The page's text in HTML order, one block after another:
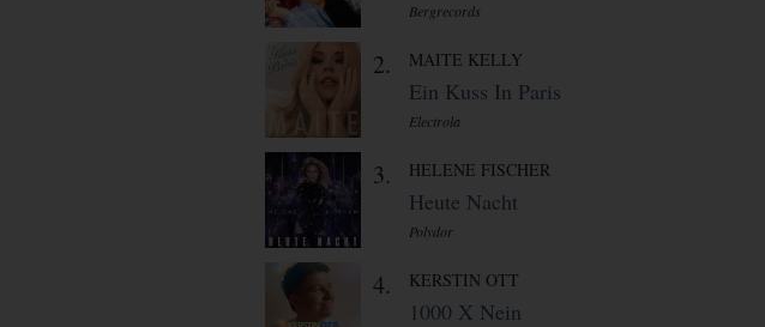
Bergrecords
2. MAITE KELLY
Ein Kuss In Paris
Electrola
3. HELENE FISCHER
Heute Nacht
Polydor
4. KERSTIN OTT
1000 X Nein